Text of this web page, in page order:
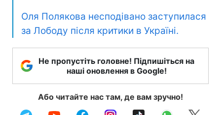
Оля Полякова несподівано заступилася
за Лободу після критики в Україні.
Не пропустіть головне! Підпишіться на
наші оновлення в Google!
Або читайте нас там, де вам зручно!